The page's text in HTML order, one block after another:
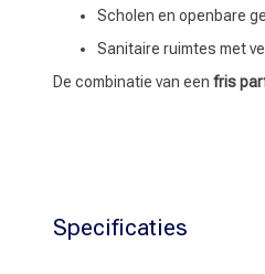
Scholen en openbare
Sanitaire ruimtes met
De combinatie van een fris
Specificaties